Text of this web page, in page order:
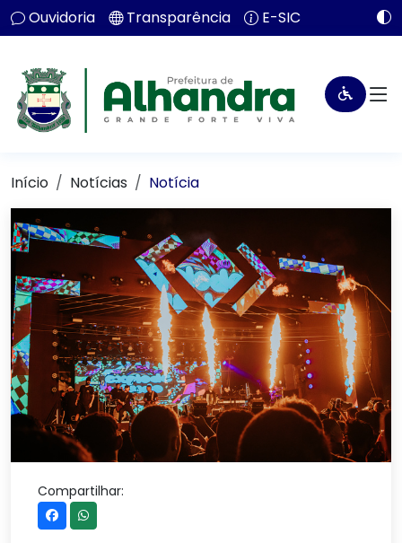
Ouvidoria Transparência E-SIC
Início Notícias Notícia
Compartilhar: